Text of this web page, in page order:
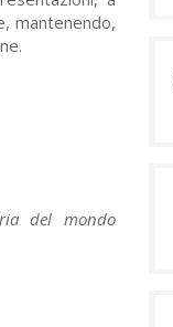
mantenendo,
del mondo